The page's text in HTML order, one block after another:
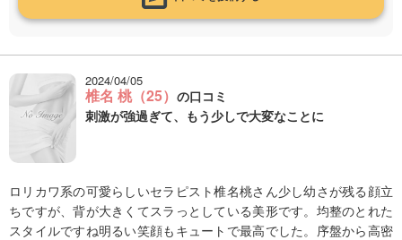
2024/04/05
椎名 桃（25） の口コミ
刺激が強過ぎて、もう少しで大変なことに
ロリカワ系の可愛らしいセラピスト椎名桃さん少し幼さが残る顔立
ちですが、背が大きくてスラっとしている美形です。均整のとれた
スタイルですね明るい笑顔もキュートで最高でした。序盤から高密